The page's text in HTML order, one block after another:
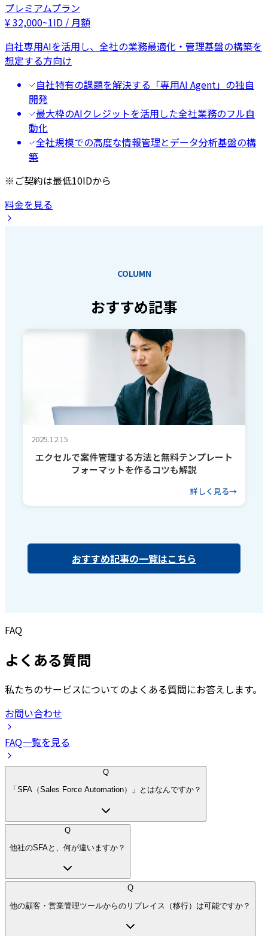
プレミアムプラン
¥32,000~1ID / 月額
自社専用AIを活用し、全社の業務最適化・管理基盤の構築を
想定する方向け
自社特有の課題を解決する「専用AI Agent」の独自
開発
最大枠のAIクレジットを活用した全社業務のフル自
動化
全社規模での高度な情報管理とデータ分析基盤の構
築
※ご契約は最低10IDから
料金を見る
COLUMN
おすすめ記事
2025.12.15
エクセルで案件管理する方法と無料テンプレート
フォーマットを作るコツも解説
詳しく見る
おすすめ記事の一覧はこちら
FAQ
よくある質問
私たちのサービスについてのよくある質問にお答えします。
お問い合わせ
FAQ一覧を見る
Q
「SFA（Sales Force Automation）」とはなんですか？
Q
他社のSFAと、何が違いますか？
Q
他の顧客・営業管理ツールからのリプレイス（移行）は可能ですか？